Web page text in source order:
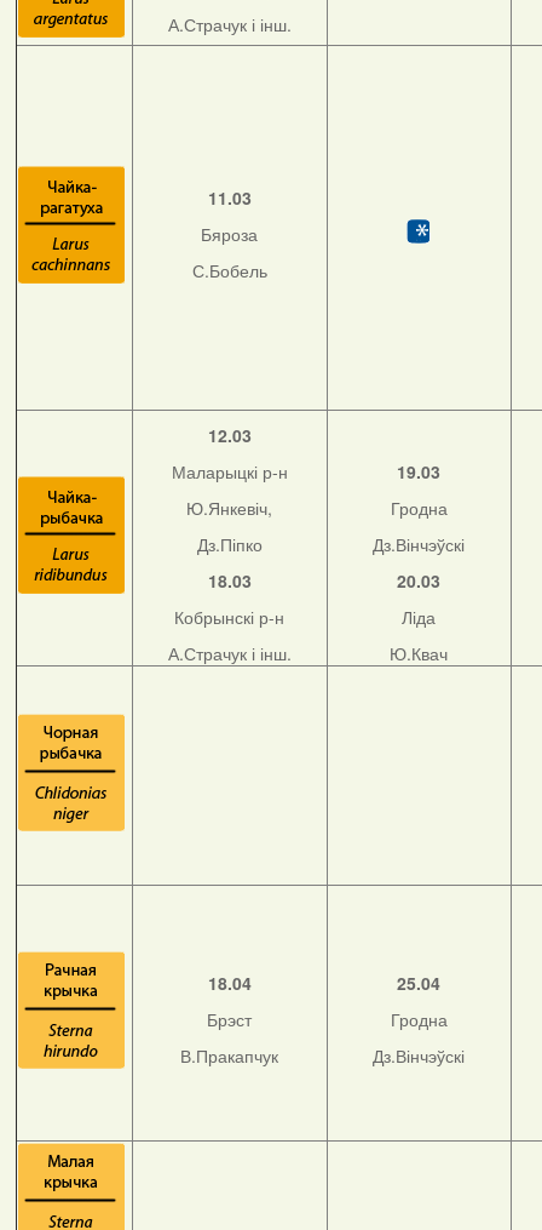
А.Страчук і інш.
11.03
Бяроза
С.Бобель
12.03
Маларыцкі р-н
Ю.Янкевіч,
Дз.Піпко
18.03
Кобрынскі р-н
А.Страчук і інш.
19.03
Гродна
Дз.Вінчэўскі
20.03
Ліда
Ю.Квач
18.04
Брэст
В.Пракапчук
25.04
Гродна
Дз.Вінчэўскі